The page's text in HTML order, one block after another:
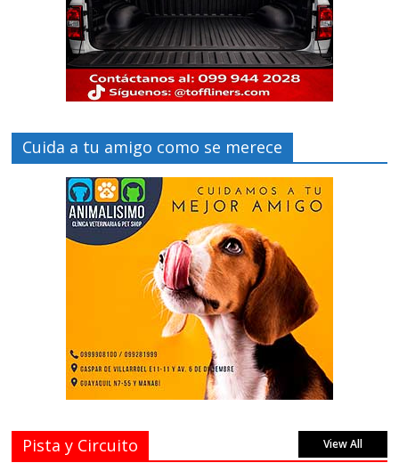
Cuida a tu amigo como se merece
Pista y Circuito View All